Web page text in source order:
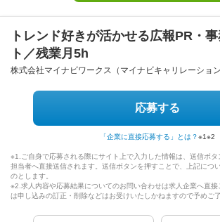
トレンド好きが活かせる広報PR・
ト／残業月5h
株式会社マイナビワークス（マイナビキャリレーション
応募する
「企業に直接応募する」とは？※1※2
※1.ご自身で応募される際にサイト上で入力した情報は、送信ボタ
担当者へ直接送信されます。送信ボタンを押すことで、上記につ
のとします。
※2.求人内容や応募結果についてのお問い合わせは求人企業へ直
は申し込みの訂正・削除などはお受けいたしかねますので予めご